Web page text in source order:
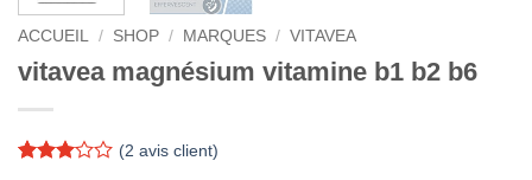
ACCUEIL / SHOP / MARQUES / VITAVEA
vitavea magnésium vitamine b1 b2 b6
(2 avis client)